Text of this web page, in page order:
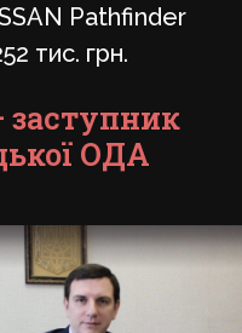
Pathfinder
тис. грн.
ОДА